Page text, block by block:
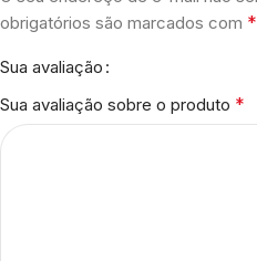
obrigatórios são marcados com *
Sua avaliação
Sua avaliação sobre o produto *